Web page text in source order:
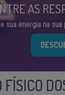
AS
sua energia na